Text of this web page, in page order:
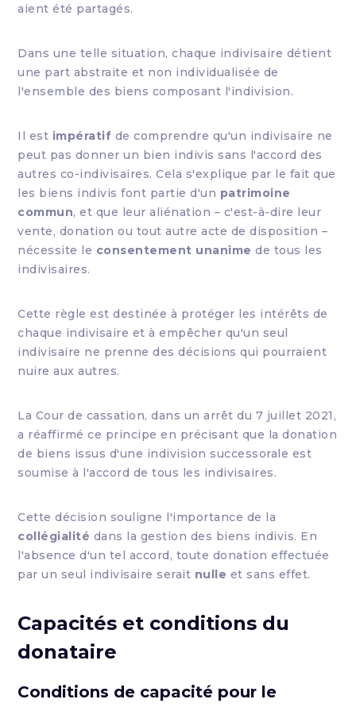
aient été partagés.
Dans une telle situation, chaque indivisaire détient
une part abstraite et non individualisée de
l'ensemble des biens composant l'indivision.
Il est impératif de comprendre qu'un indivisaire ne
peut pas donner un bien indivis sans l'accord des
autres co-indivisaires. Cela s'explique par le fait que
les biens indivis font partie d'un patrimoine
commun, et que leur aliénation – c'est-à-dire leur
vente, donation ou tout autre acte de disposition –
nécessite le consentement unanime de tous les
indivisaires.
Cette règle est destinée à protéger les intérêts de
chaque indivisaire et à empêcher qu'un seul
indivisaire ne prenne des décisions qui pourraient
nuire aux autres.
La Cour de cassation, dans un arrêt du 7 juillet 2021,
a réaffirmé ce principe en précisant que la donation
de biens issus d'une indivision successorale est
soumise à l'accord de tous les indivisaires.
Cette décision souligne l'importance de la
collégialité dans la gestion des biens indivis. En
l'absence d'un tel accord, toute donation effectuée
par un seul indivisaire serait nulle et sans effet.
Capacités et conditions du
donataire
Conditions de capacité pour le